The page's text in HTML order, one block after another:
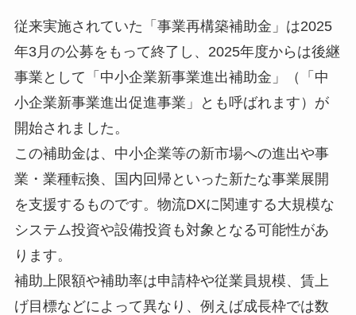
従来実施されていた「事業再構築補助金」は2025
年3月の公募をもって終了し、2025年度からは後継
事業として「中小企業新事業進出補助金」（「中
小企業新事業進出促進事業」とも呼ばれます）が
開始されました。
この補助金は、中小企業等の新市場への進出や事
業・業種転換、国内回帰といった新たな事業展開
を支援するものです。物流DXに関連する大規模な
システム投資や設備投資も対象となる可能性があ
ります。
補助上限額や補助率は申請枠や従業員規模、賃上
げ目標などによって異なり、例えば成長枠では数